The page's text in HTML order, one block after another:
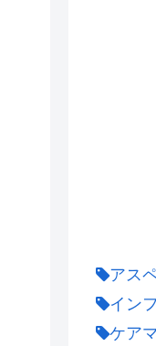
アス
イン
ケア